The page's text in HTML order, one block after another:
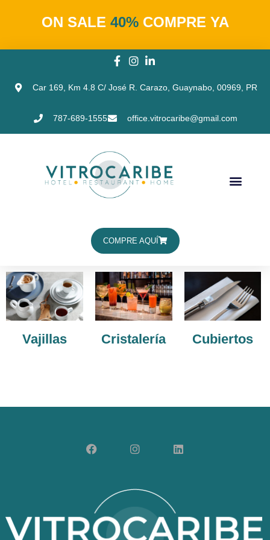
ON SALE 40% COMPRE YA
787-689-1555 office.vitrocaribe@gmail.com
Car 169, Km 4.8 C/ José R. Carazo, Guaynabo, 00969, PR
COMPRE AQUÍ
Vajillas Cristalería Cubiertos